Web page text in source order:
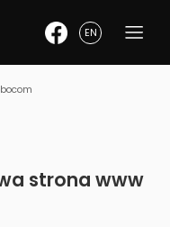
EN
strona www